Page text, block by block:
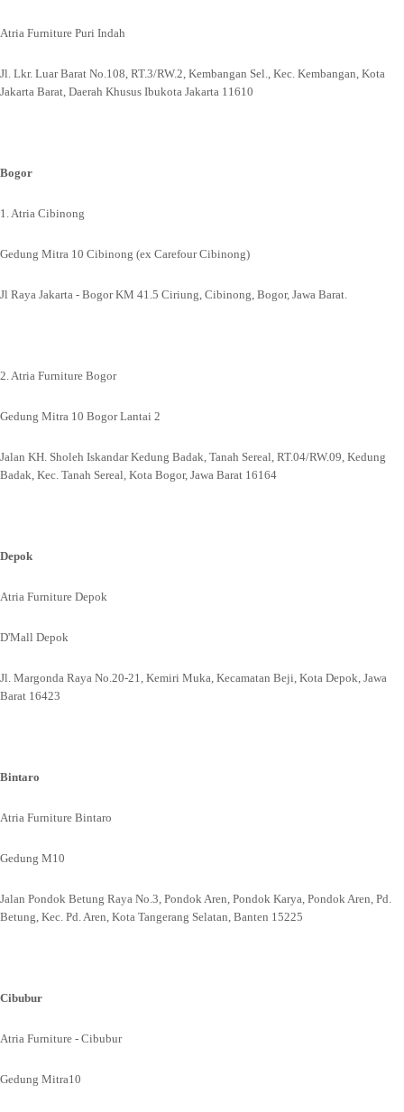
Atria Furniture Puri Indah
Jl. Lkr. Luar Barat No.108, RT.3/RW.2, Kembangan Sel., Kec. Kembangan, Kota
Jakarta Barat, Daerah Khusus Ibukota Jakarta 11610
Bogor
1. Atria Cibinong
Gedung Mitra 10 Cibinong (ex Carefour Cibinong)
Jl Raya Jakarta - Bogor KM 41.5 Ciriung, Cibinong, Bogor, Jawa Barat.
2. Atria Furniture Bogor
Gedung Mitra 10 Bogor Lantai 2
Jalan KH. Sholeh Iskandar Kedung Badak, Tanah Sereal, RT.04/RW.09, Kedung
Badak, Kec. Tanah Sereal, Kota Bogor, Jawa Barat 16164
Depok
Atria Furniture Depok
D'Mall Depok
Jl. Margonda Raya No.20-21, Kemiri Muka, Kecamatan Beji, Kota Depok, Jawa
Barat 16423
Bintaro
Atria Furniture Bintaro
Gedung M10
Jalan Pondok Betung Raya No.3, Pondok Aren, Pondok Karya, Pondok Aren, Pd.
Betung, Kec. Pd. Aren, Kota Tangerang Selatan, Banten 15225
Cibubur
Atria Furniture - Cibubur
Gedung Mitra10